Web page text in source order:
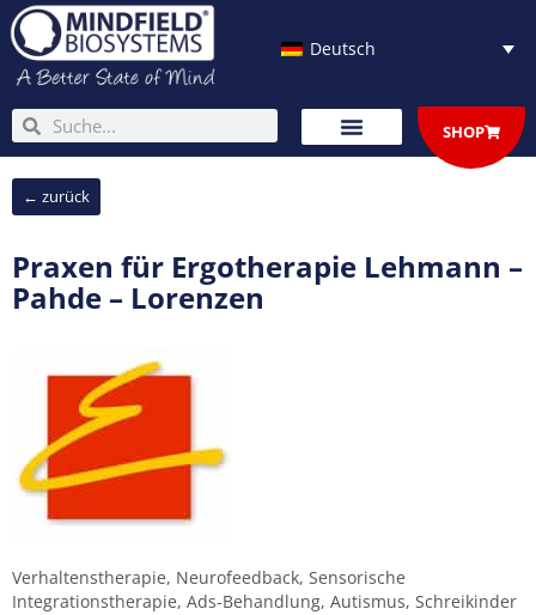
Zum
Inhalt
springen
Deutsch
SucheSuche SHOP
← zurück
Praxen für Ergotherapie Lehmann –
Pahde – Lorenzen
Verhaltenstherapie, Neurofeedback, Sensorische
Integrationstherapie, Ads-Behandlung, Autismus, Schreikinder